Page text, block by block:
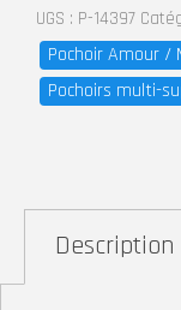
UGS : P-14397
Pochoir Amour /
Pochoirs multi-
Description